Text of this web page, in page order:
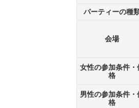
パーティーの種
会場
女性の参加条件・
格
男性の参加条件・
格